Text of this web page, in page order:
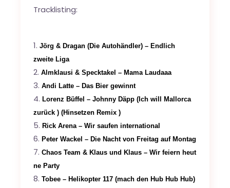
Tracklisting:
Jörg & Dragan (Die Autohändler) – Endlich
zweite Liga
Almklausi & Specktakel – Mama Laudaaa
Andi Latte – Das Bier gewinnt
Lorenz Büffel – Johnny Däpp (Ich will Mallorca
zurück ) (Hinsetzen Remix )
Rick Arena – Wir saufen international
Peter Wackel – Die Nacht von Freitag auf Montag
Chaos Team & Klaus und Klaus – Wir feiern heut
ne Party
Tobee – Helikopter 117 (mach den Hub Hub Hub)